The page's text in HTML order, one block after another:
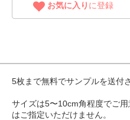
お気に入り に登録
5枚まで無料でサンプルを送付
サイズは5〜10cm角程度でご
はご指定いただけません。